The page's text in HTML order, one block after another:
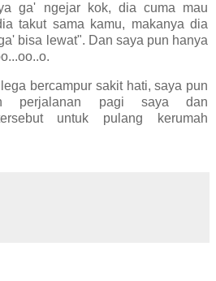
ga' ngejar kok, dia cuma mau
takut sama kamu, makanya dia
bisa lewat". Dan saya pun hanya
bercampur sakit hati, saya pun
perjalanan pagi saya dan
untuk pulang kerumah